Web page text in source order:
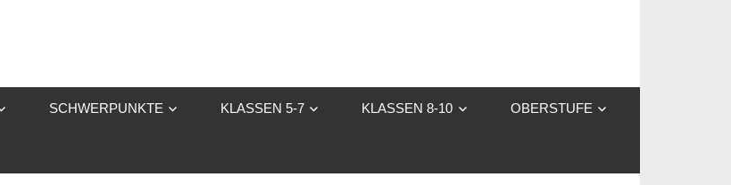
Gesamtschule
Suderwich
SCHWERPUNKTE KLASSEN 5-7 KLASSEN 8-10 OBERSTUFE